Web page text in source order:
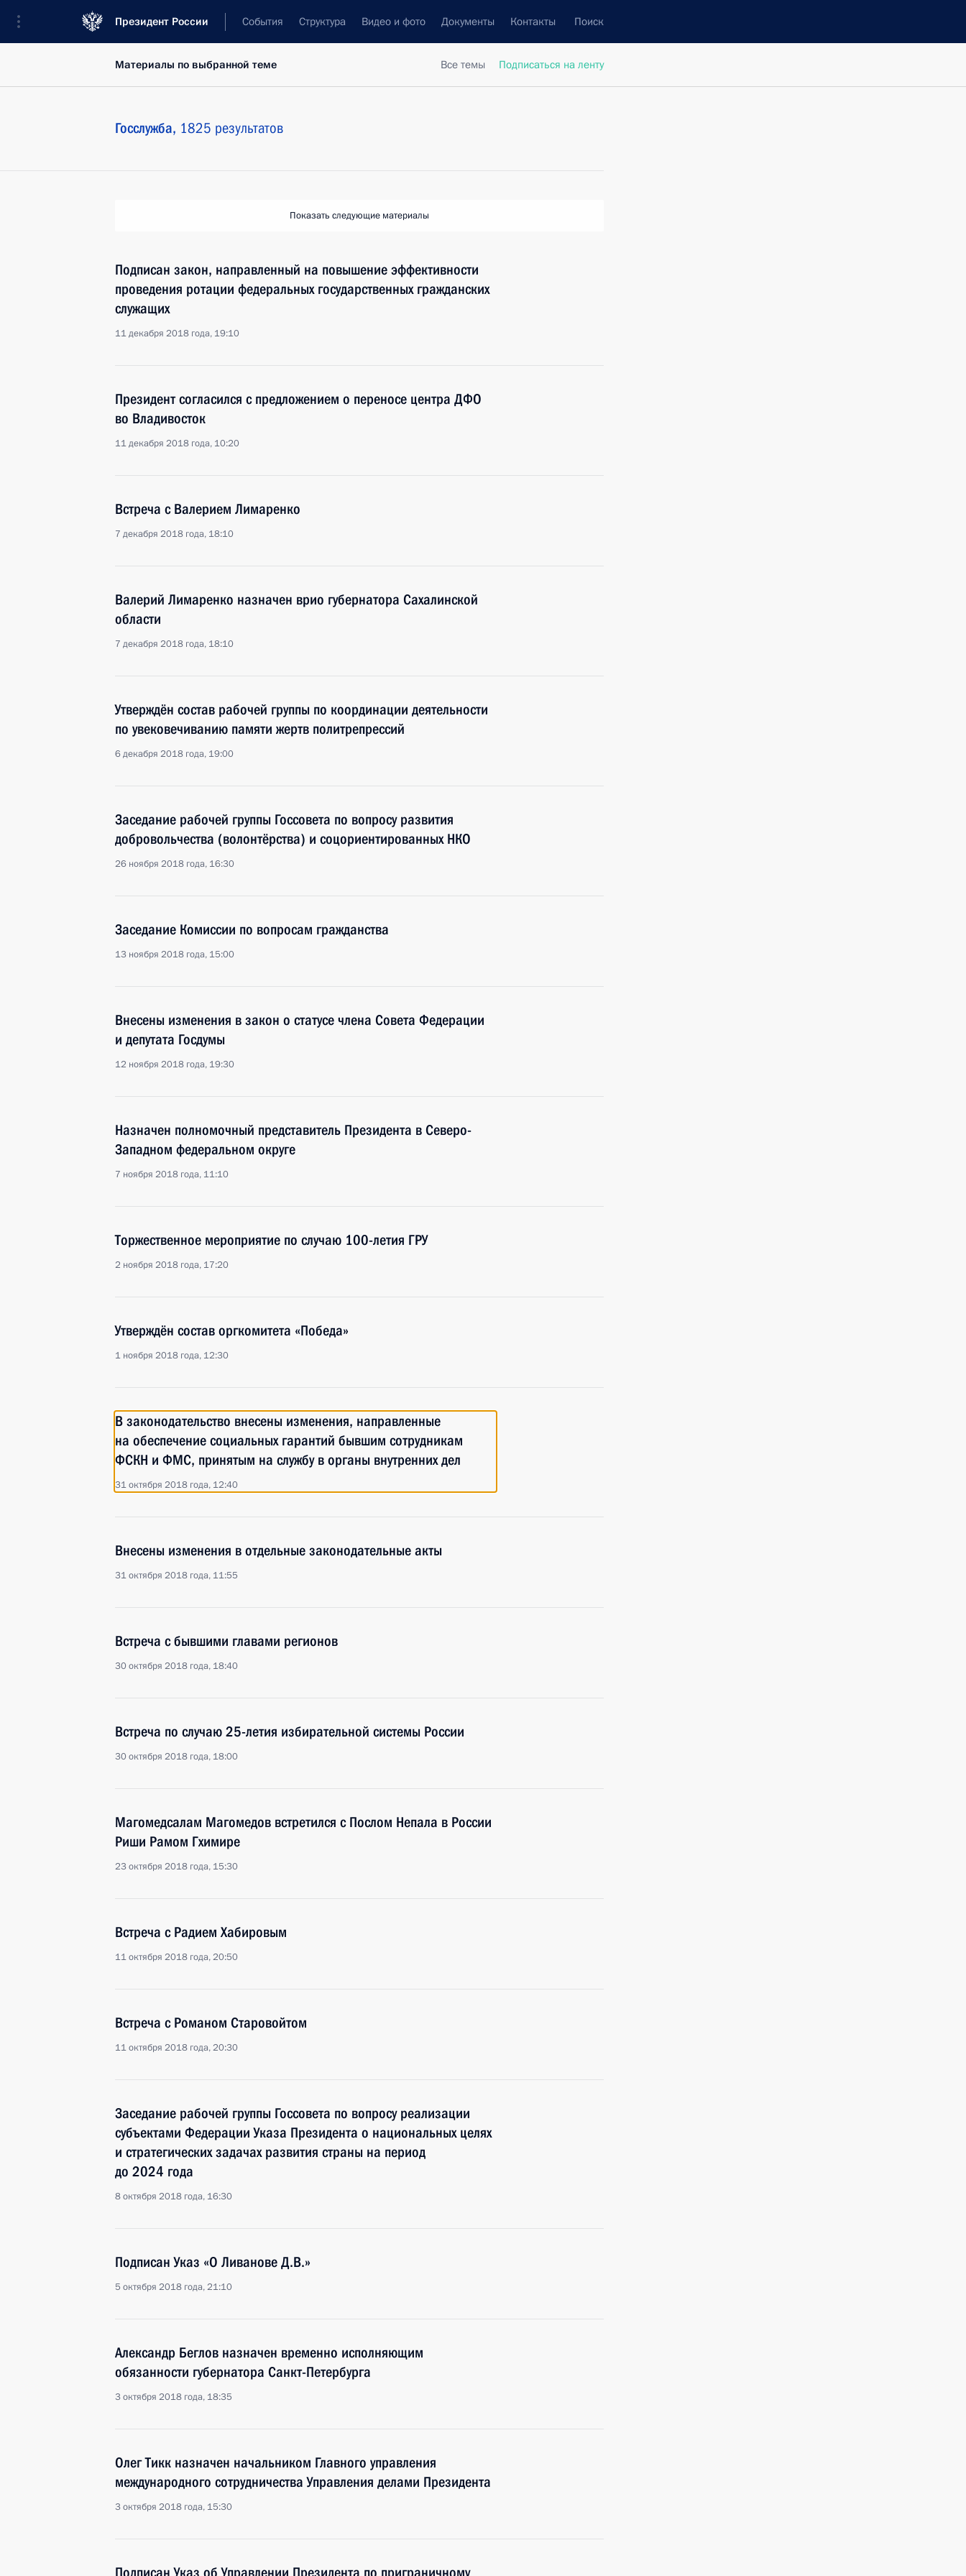
Президент России События Структура Видео и фото Документы Контакты Поиск
Все темы Подписаться на ленту
Материалы по выбранной теме
Госслужба, 1825 результатов
Показать следующие материалы
Подписан закон, направленный на повышение эффективности
проведения ротации федеральных государственных гражданских
служащих
11 декабря 2018 года, 19:10
Президент согласился с предложением о переносе центра ДФО
во Владивосток
11 декабря 2018 года, 10:20
Встреча с Валерием Лимаренко
7 декабря 2018 года, 18:10
Валерий Лимаренко назначен врио губернатора Сахалинской
области
7 декабря 2018 года, 18:10
Утверждён состав рабочей группы по координации деятельности
по увековечиванию памяти жертв политрепрессий
6 декабря 2018 года, 19:00
Заседание рабочей группы Госсовета по вопросу развития
добровольчества (волонтёрства) и соцориентированных НКО
26 ноября 2018 года, 16:30
Заседание Комиссии по вопросам гражданства
13 ноября 2018 года, 15:00
Внесены изменения в закон о статусе члена Совета Федерации
и депутата Госдумы
12 ноября 2018 года, 19:30
Назначен полномочный представитель Президента в Северо-
Западном федеральном округе
7 ноября 2018 года, 11:10
Торжественное мероприятие по случаю 100-летия ГРУ
2 ноября 2018 года, 17:20
Утверждён состав оргкомитета «Победа»
1 ноября 2018 года, 12:30
В законодательство внесены изменения, направленные
на обеспечение социальных гарантий бывшим сотрудникам
ФСКН и ФМС, принятым на службу в органы внутренних дел
31 октября 2018 года, 12:40
Внесены изменения в отдельные законодательные акты
31 октября 2018 года, 11:55
Встреча с бывшими главами регионов
30 октября 2018 года, 18:40
Встреча по случаю 25-летия избирательной системы России
30 октября 2018 года, 18:00
Магомедсалам Магомедов встретился с Послом Непала в России
Риши Рамом Гхимире
23 октября 2018 года, 15:30
Встреча с Радием Хабировым
11 октября 2018 года, 20:50
Встреча с Романом Старовойтом
11 октября 2018 года, 20:30
Заседание рабочей группы Госсовета по вопросу реализации
субъектами Федерации Указа Президента о национальных целях
и стратегических задачах развития страны на период
до 2024 года
8 октября 2018 года, 16:30
Подписан Указ «О Ливанове Д.В.»
5 октября 2018 года, 21:10
Александр Беглов назначен временно исполняющим
обязанности губернатора Санкт-Петербурга
3 октября 2018 года, 18:35
Олег Тикк назначен начальником Главного управления
международного сотрудничества Управления делами Президента
3 октября 2018 года, 15:30
Подписан Указ об Управлении Президента по приграничному